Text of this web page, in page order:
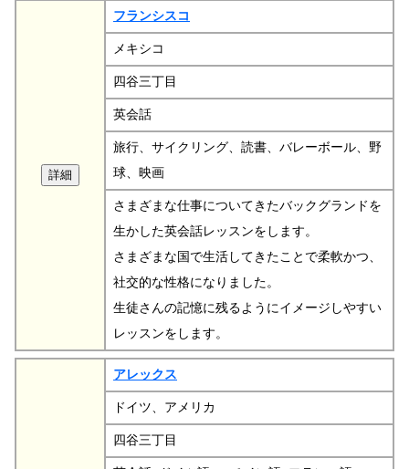
フランシスコ
メキシコ
四谷三丁目
英会話
旅行、サイクリング、読書、バレーボール、野
球、映画
さまざまな仕事についてきたバックグランドを
生かした英会話レッスンをします。
さまざまな国で生活してきたことで柔軟かつ、
社交的な性格になりました。
生徒さんの記憶に残るようにイメージしやすい
レッスンをします。
アレックス
ドイツ、アメリカ
四谷三丁目